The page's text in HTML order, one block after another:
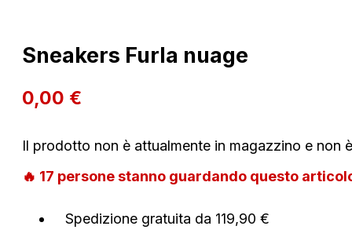
Sneakers Furla nuage
0,00 €
Il prodotto non è attualmente in magazzino e non
🔥 17 persone stanno guardando questo
Spedizione gratuita da 119,90 €